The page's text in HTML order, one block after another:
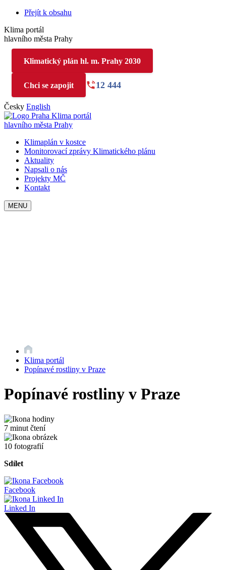
Přejít k obsahu
Klima portál
hlavního města Prahy
Klimatický plán hl. m. Prahy 2030
Chci se zapojit 12 444
Česky English
Klima portál
hlavního města Prahy
Klimaplán v kostce
Monitorovací zprávy Klimatického plánu
Aktuality
Napsali o nás
Projekty MČ
Kontakt
MENU
Klima portál
Popínavé rostliny v Praze
Popínavé rostliny v Praze
7 minut čtení
10 fotografií
Sdílet
Facebook
Linked In